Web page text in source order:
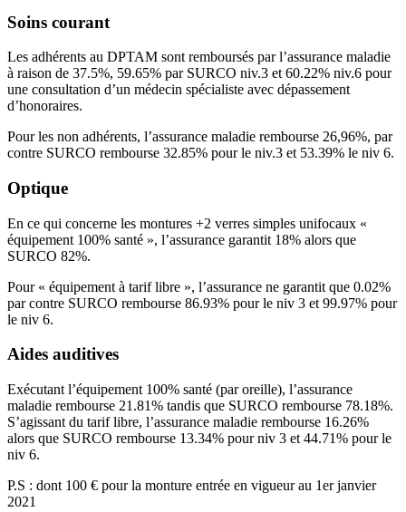
Soins courant
Les adhérents au DPTAM sont remboursés par l’assurance maladie
à raison de 37.5%, 59.65% par SURCO niv.3 et 60.22% niv.6 pour
une consultation d’un médecin spécialiste avec dépassement
d’honoraires.
Pour les non adhérents, l’assurance maladie rembourse 26,96%, par
contre SURCO rembourse 32.85% pour le niv.3 et 53.39% le niv 6.
Optique
En ce qui concerne les montures +2 verres simples unifocaux «
équipement 100% santé », l’assurance garantit 18% alors que
SURCO 82%.
Pour « équipement à tarif libre », l’assurance ne garantit que 0.02%
par contre SURCO rembourse 86.93% pour le niv 3 et 99.97% pour
le niv 6.
Aides auditives
Exécutant l’équipement 100% santé (par oreille), l’assurance
maladie rembourse 21.81% tandis que SURCO rembourse 78.18%.
S’agissant du tarif libre, l’assurance maladie rembourse 16.26%
alors que SURCO rembourse 13.34% pour niv 3 et 44.71% pour le
niv 6.
P.S : dont 100 € pour la monture entrée en vigueur au 1er janvier
2021